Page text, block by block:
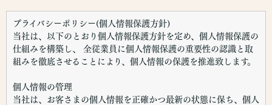
プライバシーポリシー(個人情報保護方針)
当社は、以下のとおり個人情報保護方針を定め、個人情報保護の
仕組みを構築し、 全従業員に個人情報保護の重要性の認識と取
組みを徹底させることにより、個人情報の保護を推進致します。
個人情報の管理
当社は、お客さまの個人情報を正確かつ最新の状態に保ち、個人